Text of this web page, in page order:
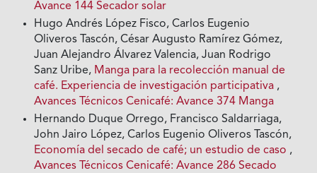
Avance 144 Secador solar
Hugo Andrés López Fisco, Carlos Eugenio
Oliveros Tascón, César Augusto Ramírez Gómez,
Juan Alejandro Álvarez Valencia, Juan Rodrigo
Sanz Uribe, Manga para la recolección manual de
café. Experiencia de investigación participativa ,
Avances Técnicos Cenicafé: Avance 374 Manga
Hernando Duque Orrego, Francisco Saldarriaga,
John Jairo López, Carlos Eugenio Oliveros Tascón,
Economía del secado de café; un estudio de caso ,
Avances Técnicos Cenicafé: Avance 286 Secado